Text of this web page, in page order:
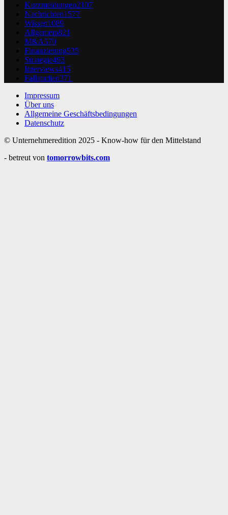
Kurzmeldungen2107
Nachrichten1577
Wissen1089
Allgemein821
M&A570
Finanzierung535
Strategie493
Interviews415
Fallstudien371
Impressum
Über uns
Allgemeine Geschäftsbedingungen
Datenschutz
© Unternehmeredition 2025 - Know-how für den Mittelstand
- betreut von tomorrowbits.com